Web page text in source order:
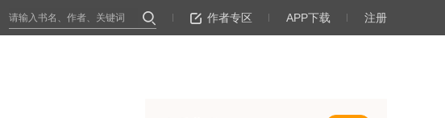
作者专区 APP下载 注册